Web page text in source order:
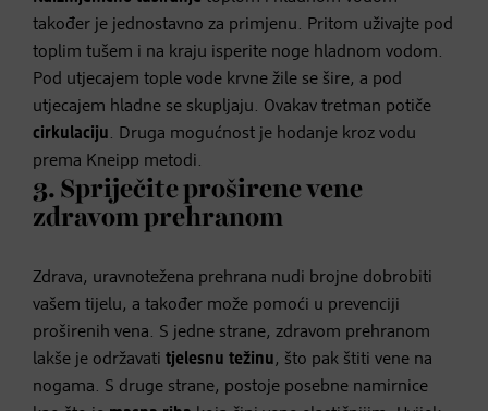
također je jednostavno za primjenu. Pritom uživajte pod
toplim tušem i na kraju isperite noge hladnom vodom.
Pod utjecajem tople vode krvne žile se šire, a pod
utjecajem hladne se skupljaju. Ovakav tretman potiče
cirkulaciju. Druga mogućnost je hodanje kroz vodu
prema Kneipp metodi.
3. Spriječite proširene vene
zdravom prehranom
Zdrava, uravnotežena prehrana nudi brojne dobrobiti
vašem tijelu, a također može pomoći u prevenciji
proširenih vena. S jedne strane, zdravom prehranom
lakše je održavati tjelesnu težinu, što pak štiti vene na
nogama. S druge strane, postoje posebne namirnice